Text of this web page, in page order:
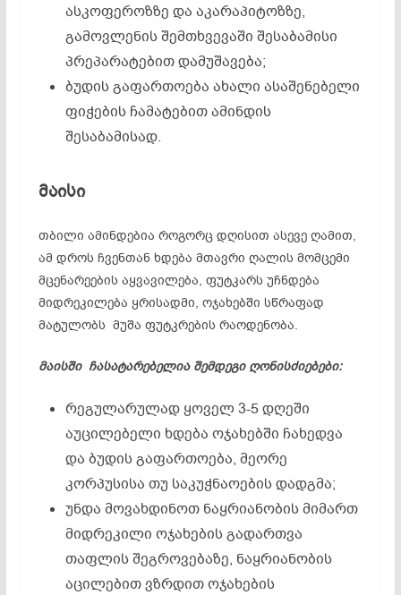
ასკოფეროზზე და აკარაპიტოზზე,
გამოვლენის შემთხვევაში შესაბამისი
პრეპარატებით დამუშავება;
ბუდის გაფართოება ახალი ასაშენებელი
ფიჭების ჩამატებით ამინდის
შესაბამისად.
მაისი
თბილი ამინდებია როგორც დღისით ასევე ღამით,
ამ დროს ჩვენთან ხდება მთავრი ღალის მომცემი
მცენარეების აყვავილება, ფუტკარს უჩნდება
მიდრეკილება ყრისადმი, ოჯახებში სწრაფად
მატულობს მუშა ფუტკრების რაოდენობა.
მაისში ჩასატარებელია შემდეგი ღონისძიებები:
რეგულარულად ყოველ 3-5 დღეში
აუცილებელი ხდება ოჯახებში ჩახედვა
და ბუდის გაფართოება, მეორე
კორპუსისა თუ საკუჭნაოების დადგმა;
უნდა მოვახდინოთ ნაყრიანობის მიმართ
მიდრეკილი ოჯახების გადართვა
თაფლის შეგროვებაზე, ნაყრიანობის
აცილებით ვზრდით ოჯახების